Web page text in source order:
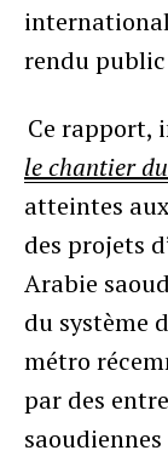
rendu
Ce
le chantier
atteintes
des projets
Arabie
du système
métro
par des